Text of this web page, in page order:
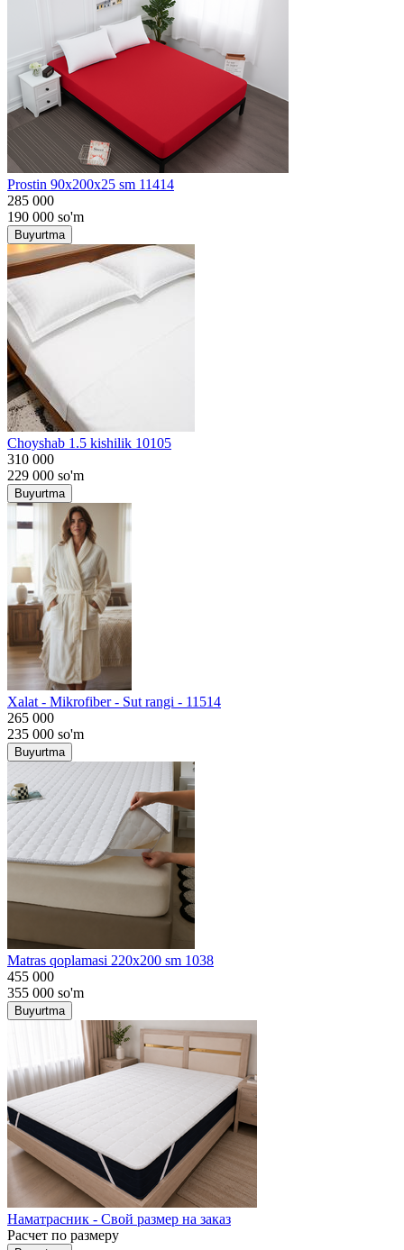
Prostin 90x200x25 sm 11414
285 000
190 000 so'm
Buyurtma
Choyshab 1.5 kishilik 10105
310 000
229 000 so'm
Buyurtma
Хalat - Mikrofiber - Sut rangi - 11514
265 000
235 000 so'm
Buyurtma
Matras qoplamasi 220x200 sm 1038
455 000
355 000 so'm
Buyurtma
Наматрасник - Свой размер на заказ
Расчет по размеру